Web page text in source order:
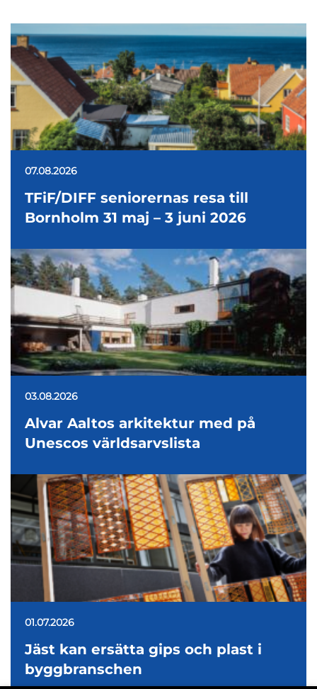
07.08.2026
TFiF/DIFF seniorernas resa till
Bornholm 31 maj – 3 juni 2026
03.08.2026
Alvar Aaltos arkitektur med på
Unescos världsarvslista
01.07.2026
Jäst kan ersätta gips och plast i
byggbranschen